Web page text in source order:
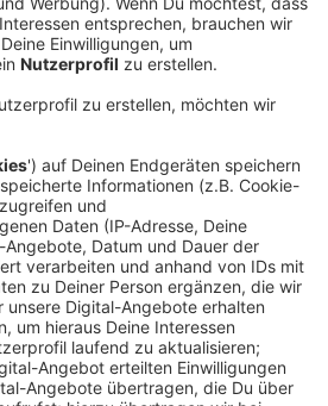
der Betriebsrat hätten sich
Standorte nicht weiter zu
hieß es, dass 90 der rund
werden müssen. Damit bleibt
Leverkusener Filiale vorerst
der Online-Händler buero.de
in Wiesdorf gezeigt.